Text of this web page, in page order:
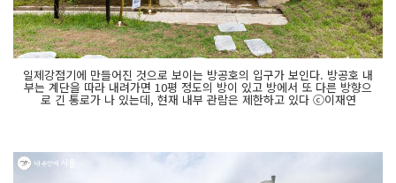
일제강점기에 만들어진 것으로 보이는 방공호의 입구가 보인다. 방공호 내
부는 계단을 따라 내려가면 10평 정도의 방이 있고 방에서 또 다른 방향으
로 긴 통로가 나 있는데, 현재 내부 관람은 제한하고 있다 ⓒ이재연